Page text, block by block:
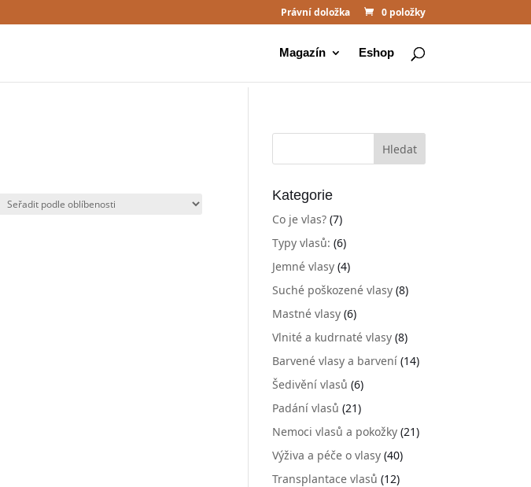
Právní doložka 0 položky
Magazín Eshop
Kategorie
Co je vlas? (7)
Typy vlasů: (6)
Jemné vlasy (4)
Suché poškozené vlasy (8)
Mastné vlasy (6)
Vlnité a kudrnaté vlasy (8)
Barvené vlasy a barvení (14)
Šedivění vlasů (6)
Padání vlasů (21)
Nemoci vlasů a pokožky (21)
Výživa a péče o vlasy (40)
Transplantace vlasů (12)